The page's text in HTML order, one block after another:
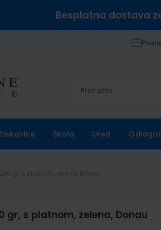
Besplatna dostava
Tiskanice Škola Ured
gr, s platnom, zelena, Donau